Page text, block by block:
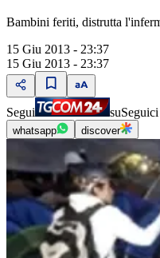
Bambini feriti, distrutta
15 Giu 2013 - 23:37
15 Giu 2013 - 23:37
Segui suSeguici
whatsapp discover